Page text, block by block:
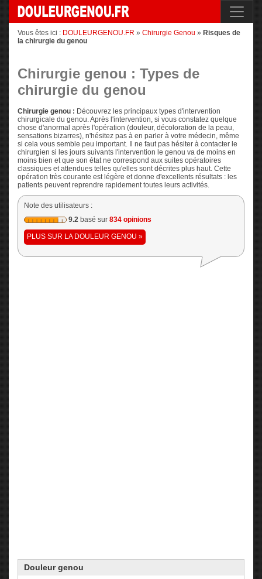
Vous êtes ici : DOULEURGENOU.FR » Chirurgie Genou » Risques de
la chirurgie du genou
Chirurgie genou : Types de
chirurgie du genou
Chirurgie genou : Découvrez les principaux types d'intervention
chirurgicale du genou. Après l'intervention, si vous constatez quelque
chose d'anormal après l'opération (douleur, décoloration de la peau,
sensations bizarres), n'hésitez pas à en parler à votre médecin, même
si cela vous semble peu important. Il ne faut pas hésiter à contacter le
chirurgien si les jours suivants l'intervention le genou va de moins en
moins bien et que son état ne correspond aux suites opératoires
classiques et attendues telles qu'elles sont décrites plus haut. Cette
opération très courante est légère et donne d'excellents résultats : les
patients peuvent reprendre rapidement toutes leurs activités.
Note des utilisateurs :
9.2 basé sur 834 opinions
PLUS SUR LA DOULEUR GENOU »
Douleurgenou